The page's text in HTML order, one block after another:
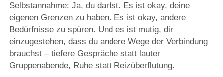
Selbstannahme: Ja, du darfst. Es ist okay, deine
eigenen Grenzen zu haben. Es ist okay, andere
Bedürfnisse zu spüren. Und es ist mutig, dir
einzugestehen, dass du andere Wege der Verbindung
brauchst – tiefere Gespräche statt lauter
Gruppenabende, Ruhe statt Reizüberflutung.